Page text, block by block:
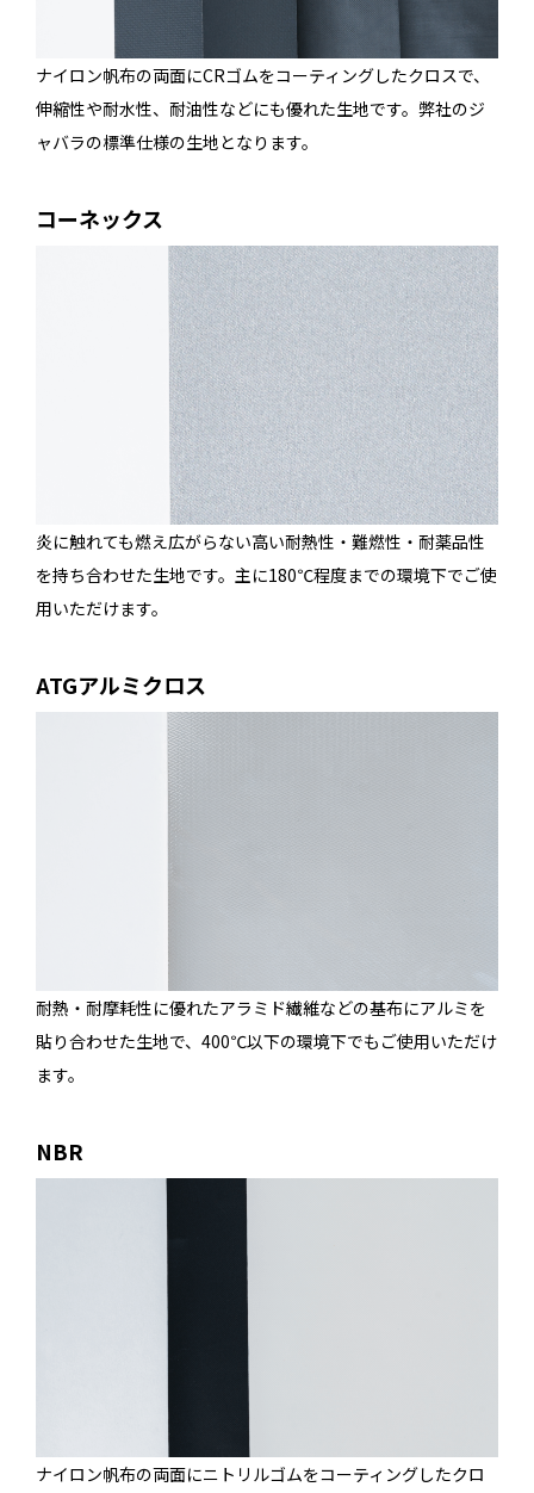
ナイロン帆布の両面にCRゴムをコーティングしたクロスで、
伸縮性や耐水性、耐油性などにも優れた生地です。弊社のジ
ャバラの標準仕様の生地となります。
コーネックス
炎に触れても燃え広がらない高い耐熱性・難燃性・耐薬品性
を持ち合わせた生地です。主に180℃程度までの環境下でご使
用いただけます。
ATGアルミクロス
耐熱・耐摩耗性に優れたアラミド繊維などの基布にアルミを
貼り合わせた生地で、400℃以下の環境下でもご使用いただけ
ます。
NBR
ナイロン帆布の両面にニトリルゴムをコーティングしたクロ